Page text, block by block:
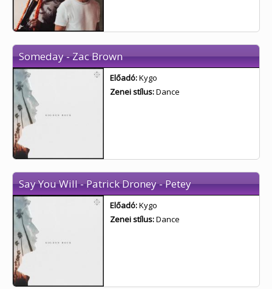
Someday - Zac Brown
Előadó:Kygo
Zenei stílus:Dance
Say You Will - Patrick Droney - Petey
Előadó:Kygo
Zenei stílus:Dance